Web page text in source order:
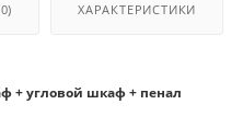
ХАРАКТЕРИСТИКИ
+ угловой шкаф + пенал